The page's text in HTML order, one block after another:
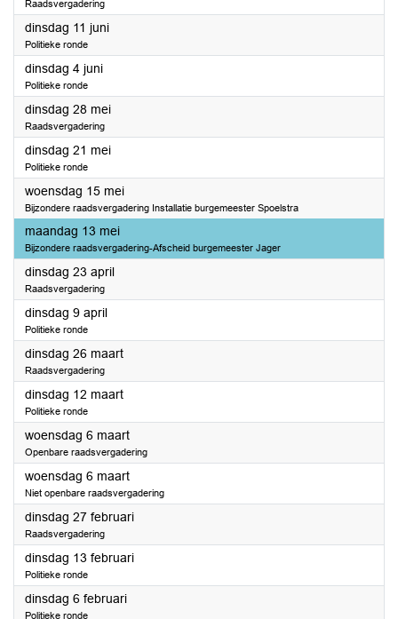
Raadsvergadering
dinsdag 11 juni2024
Politieke ronde
dinsdag 4 juni2024
Politieke ronde
dinsdag 28 mei2024
Raadsvergadering
dinsdag 21 mei2024
Politieke ronde
woensdag 15 mei2024
Bijzondere raadsvergadering Installatie burgemeester Spoelstra
maandag 13 mei2024
Bijzondere raadsvergadering-Afscheid burgemeester Jager
dinsdag 23 april2024
Raadsvergadering
dinsdag 9 april2024
Politieke ronde
dinsdag 26 maart2024
Raadsvergadering
dinsdag 12 maart2024
Politieke ronde
woensdag 6 maart2024
Openbare raadsvergadering
woensdag 6 maart2024
Niet openbare raadsvergadering
dinsdag 27 februari2024
Raadsvergadering
dinsdag 13 februari2024
Politieke ronde
dinsdag 6 februari2024
Politieke ronde